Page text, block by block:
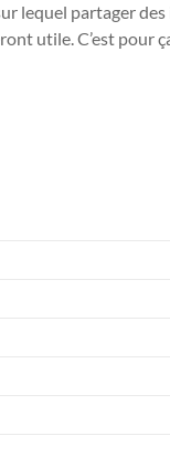
lequel partager
utile. C’est pour